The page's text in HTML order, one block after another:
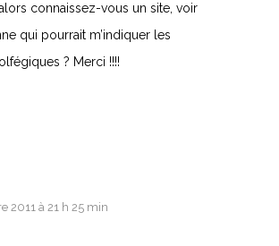
connaissez-vous un site, voir
qui pourrait m’indiquer les
? Merci !!!!
2011 à 21 h 25 min